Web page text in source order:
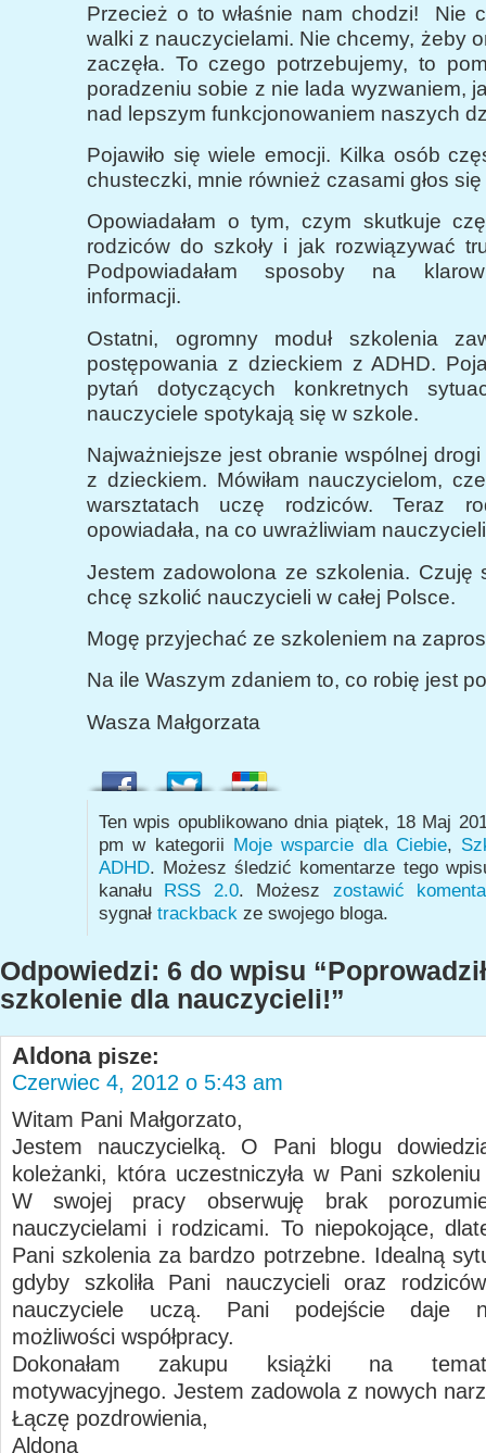
Przecież o to właśnie nam chodzi! Nie
walki z nauczycielami. Nie chcemy, żeby
zaczęła. To czego potrzebujemy, to
poradzeniu sobie z nie lada wyzwaniem,
nad lepszym funkcjonowaniem naszych
Pojawiło się wiele emocji. Kilka osób
chusteczki, mnie również czasami głos się
Opowiadałam o tym, czym skutkuje
rodziców do szkoły i jak rozwiązywać
Podpowiadałam sposoby na
informacji.
Ostatni, ogromny moduł szkolenia
postępowania z dzieckiem z ADHD.
pytań dotyczących konkretnych
nauczyciele spotykają się w szkole.
Najważniejsze jest obranie wspólnej
z dzieckiem. Mówiłam nauczycielom,
warsztatach uczę rodziców. Teraz
opowiadała, na co uwrażliwiam
Jestem zadowolona ze szkolenia. Czuję
chcę szkolić nauczycieli w całej Polsce.
Mogę przyjechać ze szkoleniem na
Na ile Waszym zdaniem to, co robię jest
Wasza Małgorzata
Ten wpis opublikowano dnia piątek, 18 Maj
pm w kategorii Moje wsparcie dla Ciebie,
ADHD. Możesz śledzić komentarze tego
kanału RSS 2.0. Możesz zostawić
sygnał trackback ze swojego bloga.
Odpowiedzi: 6 do wpisu
szkolenie dla nauczycieli!”
Aldona pisze:
Czerwiec 4, 2012 o 5:43 am
Witam Pani Małgorzato,
Jestem nauczycielką. O Pani blogu
koleżanki, która uczestniczyła w Pani
W swojej pracy obserwuję brak
nauczycielami i rodzicami. To niepokojące,
Pani szkolenia za bardzo potrzebne. Idealną
gdyby szkoliła Pani nauczycieli oraz
nauczyciele uczą. Pani podejście daje
możliwości współpracy.
Dokonałam zakupu książki na
motywacyjnego. Jestem zadowola z nowych
Łączę pozdrowienia,
Aldona